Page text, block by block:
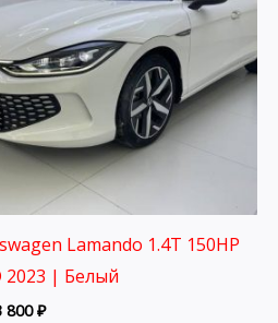
Lamando 1.4T 150HP
2023 | Белый
800₽